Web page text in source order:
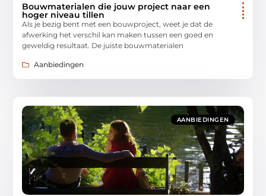
Bouwmaterialen die jouw project naar een
hoger niveau tillen
Als je bezig bent met een bouwproject, weet je dat de
afwerking het verschil kan maken tussen een goed en
geweldig resultaat. De juiste bouwmaterialen
Aanbiedingen
AANBIEDINGEN